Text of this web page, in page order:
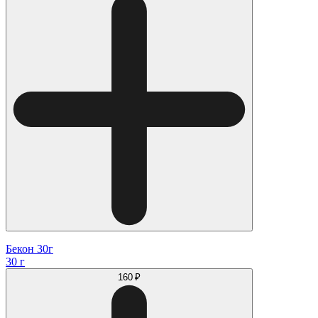
Бекон 30г
30 г
160 ₽